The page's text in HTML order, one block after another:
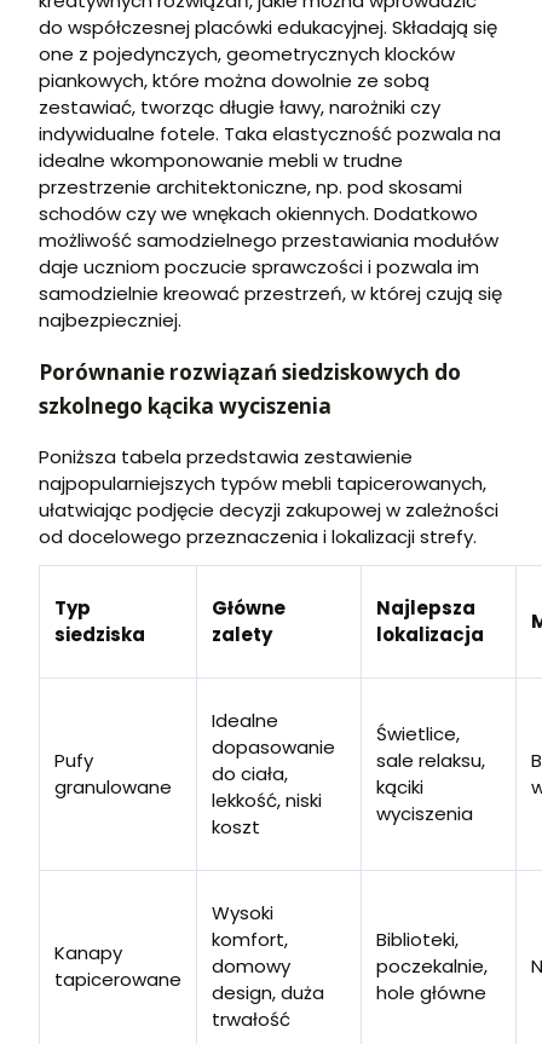
do współczesnej placówki edukacyjnej. Składają się
one z pojedynczych, geometrycznych klocków
piankowych, które można dowolnie ze sobą
zestawiać, tworząc długie ławy, narożniki czy
indywidualne fotele. Taka elastyczność pozwala na
idealne wkomponowanie mebli w trudne
przestrzenie architektoniczne, np. pod skosami
schodów czy we wnękach okiennych. Dodatkowo
możliwość samodzielnego przestawiania modułów
daje uczniom poczucie sprawczości i pozwala im
samodzielnie kreować przestrzeń, w której czują się
najbezpieczniej.
Porównanie rozwiązań siedziskowych do
szkolnego kącika wyciszenia
Poniższa tabela przedstawia zestawienie
najpopularniejszych typów mebli tapicerowanych,
ułatwiając podjęcie decyzji zakupowej w zależności
od docelowego przeznaczenia i lokalizacji strefy.
Typ
siedziska
Główne
zalety
Najlepsza
lokalizacja
Pufy
granulowane
Idealne
dopasowanie
do ciała,
lekkość, niski
koszt
Świetlice,
sale relaksu,
kąciki
wyciszenia
Kanapy
tapicerowane
Wysoki
komfort,
domowy
design, duża
trwałość
Biblioteki,
poczekalnie,
hole główne